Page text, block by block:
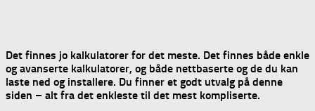
Det finnes jo kalkulatorer for det meste. Det finnes både enkle
og avanserte kalkulatorer, og både nettbaserte og de du kan
laste ned og installere. Du finner et godt utvalg på denne
siden – alt fra det enkleste til det mest kompliserte.